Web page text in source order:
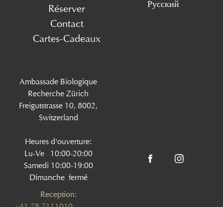
Réserver
Contact
Cartes-Cadeaux
Русский
Ambassade Biologique
Recherche Zürich
Freigutstrasse 10, 8002,
Switzerland
Heures d'ouverture:
Lu-Ve 10:00-20:00
Samedi 10:00-19:00
Dimanche fermé
Reception: